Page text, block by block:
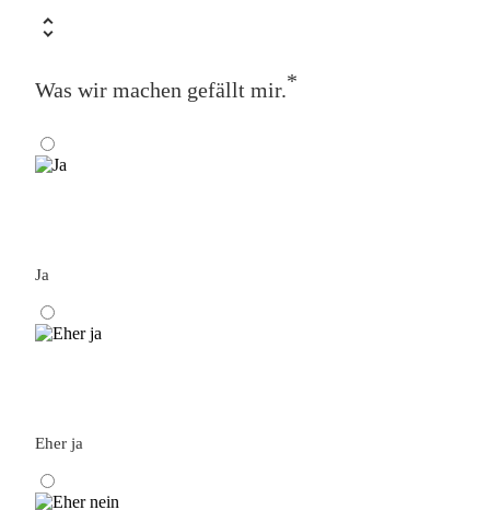
Was wir machen gefällt mir.*
Ja
Eher ja